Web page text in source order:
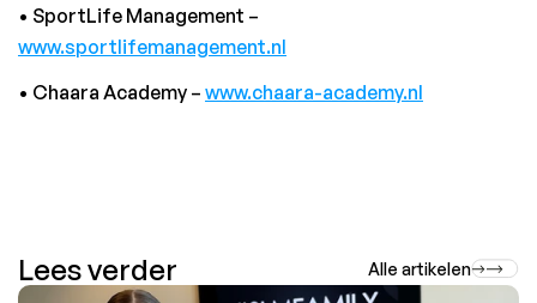
www.sportlifemanagement.nl
• Chaara Academy – www.chaara-academy.nl
Lees verder Alle artikelen